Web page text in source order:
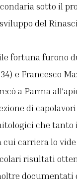
sotto il
del
fortuna furono
e Francesco
a Parma
di
che
carriera lo
risultati